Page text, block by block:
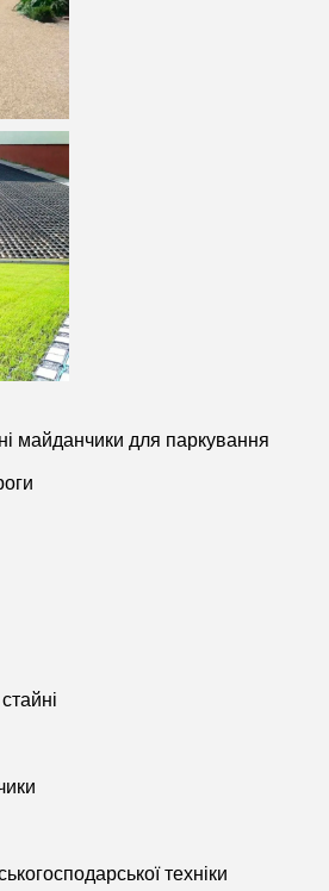
майданчики для паркування
техніки